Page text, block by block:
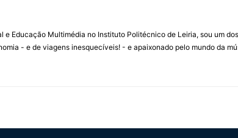
e Educação Multimédia no Instituto Politécnico de Leiria, sou um
- e de viagens inesquecíveis! - e apaixonado pelo mundo da